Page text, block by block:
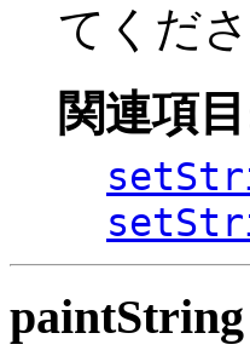
てくださ
関連項
paintString